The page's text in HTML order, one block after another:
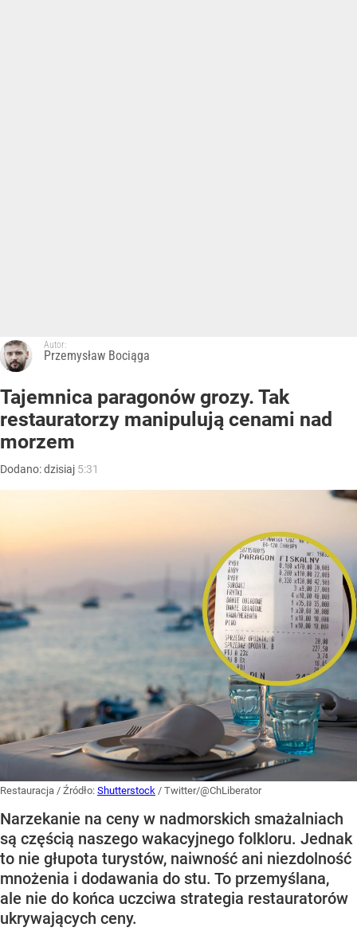
Autor:
Przemysław Bociąga
Tajemnica paragonów grozy. Tak
restauratorzy manipulują cenami nad
morzem
Dodano:dzisiaj 5:31
Restauracja / Źródło: Shutterstock / Twitter/@ChLiberator
Narzekanie na ceny w nadmorskich smażalniach
są częścią naszego wakacyjnego folkloru. Jednak
to nie głupota turystów, naiwność ani niezdolność
mnożenia i dodawania do stu. To przemyślana,
ale nie do końca uczciwa strategia restauratorów
ukrywających ceny.